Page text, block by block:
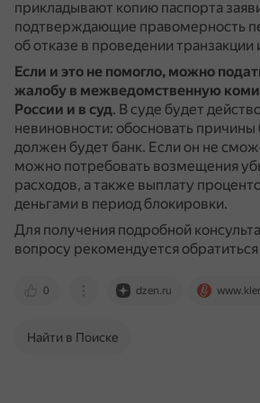
прикладывают копию паспорта
подтверждающие правомерность
об отказе в проведении транзакции
Если и это не помогло, можно
жалобу в межведомственную
России и в суд. В суде будет
невиновности: обосновать причины
должен будет банк. Если он не
можно потребовать возмещения
расходов, а также выплату
деньгами в период блокировки.
Для получения подробной
вопросу рекомендуется
0 dzen.ru
Найти в Поиске